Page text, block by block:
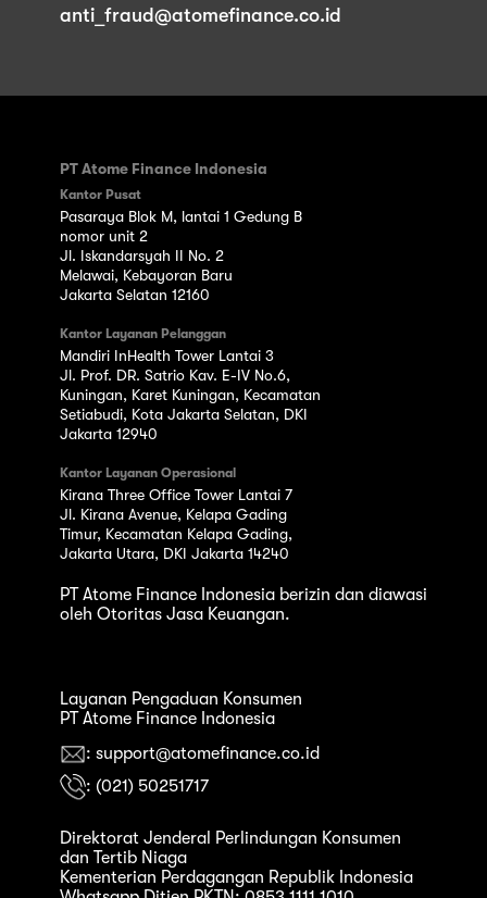
anti_fraud@atomefinance.co.id
PT Atome Finance Indonesia
Kantor Pusat
Pasaraya Blok M, lantai 1 Gedung B
nomor unit 2
Jl. Iskandarsyah II No. 2
Melawai, Kebayoran Baru
Jakarta Selatan 12160
Kantor Layanan Pelanggan
Mandiri InHealth Tower Lantai 3
Jl. Prof. DR. Satrio Kav. E-IV No.6,
Kuningan, Karet Kuningan, Kecamatan
Setiabudi, Kota Jakarta Selatan, DKI
Jakarta 12940
Kantor Layanan Operasional
Kirana Three Office Tower Lantai 7
Jl. Kirana Avenue, Kelapa Gading
Timur, Kecamatan Kelapa Gading,
Jakarta Utara, DKI Jakarta 14240
PT Atome Finance Indonesia berizin dan diawasi
oleh Otoritas Jasa Keuangan.
Layanan Pengaduan Konsumen
PT Atome Finance Indonesia
: support@atomefinance.co.id
: (021) 50251717
Direktorat Jenderal Perlindungan Konsumen
dan Tertib Niaga
Kementerian Perdagangan Republik Indonesia